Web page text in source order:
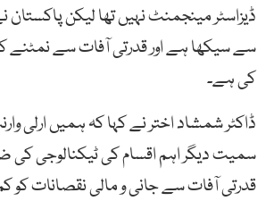
سے سیکھا ہے اور قدرتی آفات سے
کی ہے۔
ڈاکٹر شمشاد اختر نے کہا کہ ہمیں ارلی
سمیت دیگر اہم اقسام کی ٹیکنالوجی کی
قدرتی آفات سے جانی و مالی نقصانات کو